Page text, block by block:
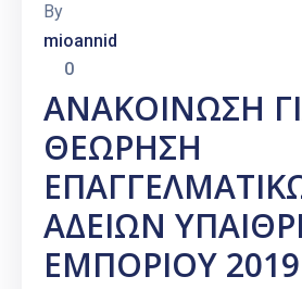
By
mioannid
0
ΑΝΑΚΟΙΝΩΣΗ
ΘΕΩΡΗΣΗ
ΑΔΕΙΩΝ
ΕΜΠΟΡΙΟΥ 2019